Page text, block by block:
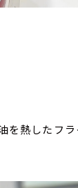
を熱したフ